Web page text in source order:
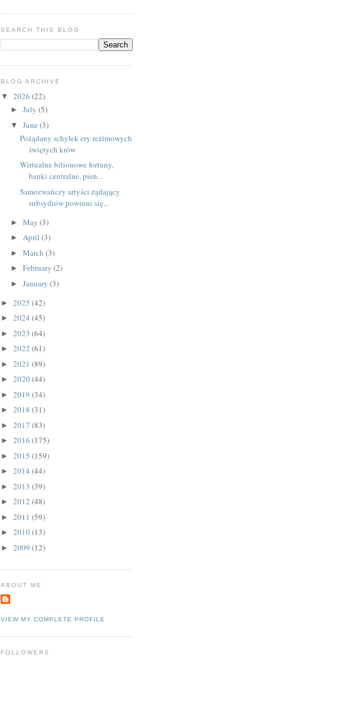
SEARCH THIS BLOG
BLOG ARCHIVE
▼ 2026 (22)
► July (5)
▼ June (3)
Pożądany schyłek ery reżimowych
świętych krów
Wirtualne bilionowe fortuny,
banki centralne, pien...
Samozwańczy artyści żądający
subsydiów powinni się...
► May (3)
► April (3)
► March (3)
► February (2)
► January (3)
► 2025 (42)
► 2024 (45)
► 2023 (64)
► 2022 (61)
► 2021 (89)
► 2020(44)
► 2019 (34)
► 2018 (31)
► 2017 (83)
► 2016 (175)
► 2015 (159)
► 2014 (44)
► 2013 (39)
► 2012 (48)
► 2011 (59)
► 2010(13)
► 2009 (12)
ABOUT ME
VIEW MY COMPLETE PROFILE
FOLLOWERS